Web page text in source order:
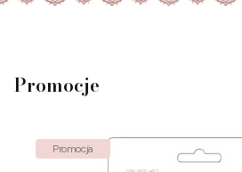
Promocje
Promocja